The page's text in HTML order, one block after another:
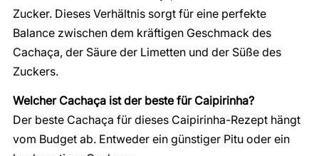
Zucker. Dieses Verhältnis sorgt für eine perfekte
Balance zwischen dem kräftigen Geschmack des
Cachaça, der Säure der Limetten und der Süße des
Zuckers.
Welcher Cachaça ist der beste für Caipirinha?
Der beste Cachaça für dieses Caipirinha-Rezept hängt
vom Budget ab. Entweder ein günstiger Pitu oder ein